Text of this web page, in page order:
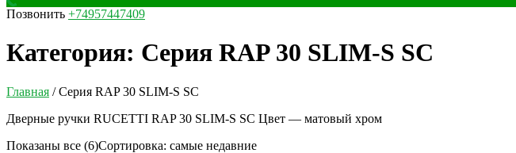
Позвонить +74957447409
Категория: Серия RAP 30 SLIM-S SC
Главная / Серия RAP 30 SLIM-S SC
Дверные ручки RUCETTI RAP 30 SLIM-S SC Цвет — матовый хром
Показаны все (6)Сортировка: самые недавние